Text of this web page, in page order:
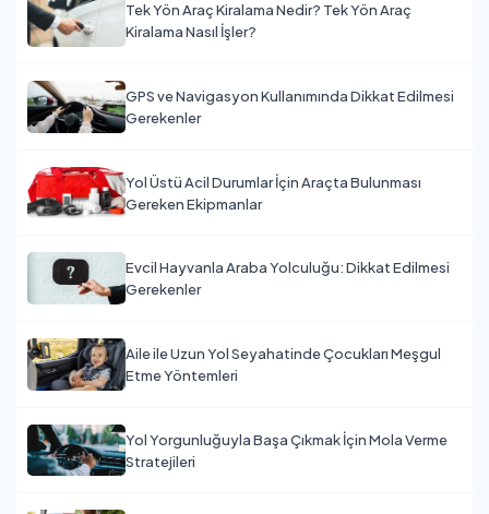
Tek Yön Araç Kiralama Nedir? Tek Yön Araç
Kiralama Nasıl İşler?
GPS ve Navigasyon Kullanımında Dikkat Edilmesi
Gerekenler
Yol Üstü Acil Durumlar İçin Araçta Bulunması
Gereken Ekipmanlar
Evcil Hayvanla Araba Yolculuğu: Dikkat Edilmesi
Gerekenler
Aile ile Uzun Yol Seyahatinde Çocukları Meşgul
Etme Yöntemleri
Yol Yorgunluğuyla Başa Çıkmak İçin Mola Verme
Stratejileri